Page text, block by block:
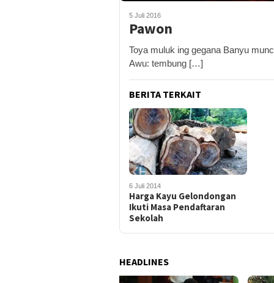
5 Juli 2016
Pawon
Toya muluk ing gegana Banyu
Awu: tembung […]
BERITA TERKAIT
6 Juli 2014
Harga Kayu Gelondongan
Ikuti Masa Pendaftaran
Sekolah
HEADLINES